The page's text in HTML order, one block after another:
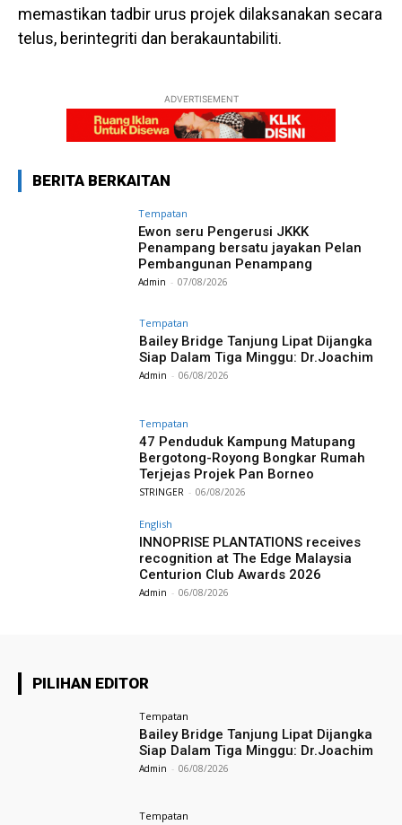
memastikan tadbir urus projek dilaksanakan secara
telus, berintegriti dan berakauntabiliti.
ADVERTISEMENT
BERITA BERKAITAN
Tempatan
Ewon seru Pengerusi JKKK
Penampang bersatu jayakan Pelan
Pembangunan Penampang
Admin - 07/08/2026
Tempatan
Bailey Bridge Tanjung Lipat Dijangka
Siap Dalam Tiga Minggu: Dr.Joachim
Admin - 06/08/2026
Tempatan
47 Penduduk Kampung Matupang
Bergotong-Royong Bongkar Rumah
Terjejas Projek Pan Borneo
STRINGER - 06/08/2026
English
INNOPRISE PLANTATIONS receives
recognition at The Edge Malaysia
Centurion Club Awards 2026
Admin - 06/08/2026
PILIHAN EDITOR
Tempatan
Bailey Bridge Tanjung Lipat Dijangka
Siap Dalam Tiga Minggu: Dr.Joachim
Admin - 06/08/2026
Tempatan